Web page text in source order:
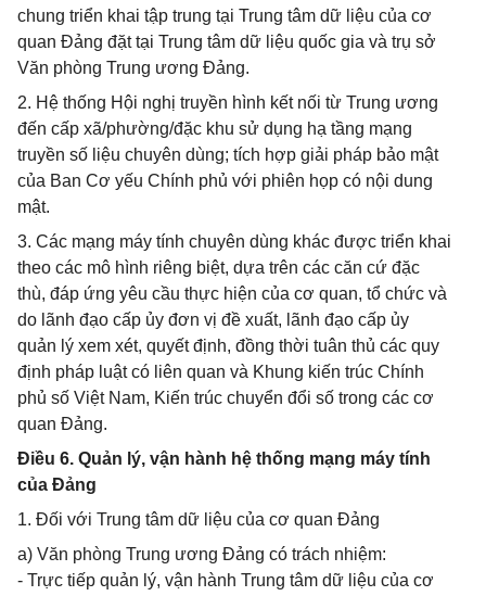
chung triển khai tập trung tại Trung tâm dữ liệu của cơ
quan Đảng đặt tại Trung tâm dữ liệu quốc gia và trụ sở
Văn phòng Trung ương Đảng.
2. Hệ thống Hội nghị truyền hình kết nối từ Trung ương
đến cấp xã/phường/đặc khu sử dụng hạ tầng mạng
truyền số liệu chuyên dùng; tích hợp giải pháp bảo mật
của Ban Cơ yếu Chính phủ với phiên họp có nội dung
mật.
3. Các mạng máy tính chuyên dùng khác được triển khai
theo các mô hình riêng biệt, dựa trên các căn cứ đặc
thù, đáp ứng yêu cầu thực hiện của cơ quan, tổ chức và
do lãnh đạo cấp ủy đơn vị đề xuất, lãnh đạo cấp ủy
quản lý xem xét, quyết định, đồng thời tuân thủ các quy
định pháp luật có liên quan và Khung kiến trúc Chính
phủ số Việt Nam, Kiến trúc chuyển đổi số trong các cơ
quan Đảng.
Điều 6. Quản lý, vận hành hệ thống mạng máy tính
của Đảng
1. Đối với Trung tâm dữ liệu của cơ quan Đảng
a) Văn phòng Trung ương Đảng có trách nhiệm:
- Trực tiếp quản lý, vận hành Trung tâm dữ liệu của cơ